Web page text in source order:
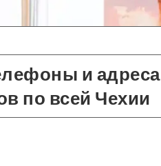
и адреса
по всей Чехии